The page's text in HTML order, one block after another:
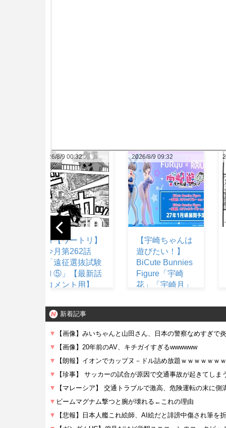
2026/8/9 09:32
【宇崎ちゃんは
遊びたい！】
BiCute Bunnies
Figure「宇崎
花」「宇崎月」
プルver. プライ
【ラウンドワン
定】
2026/8/9 08:12
【悲報】
逝きそう
★【ワートリ】
「遠征選抜試験
Ⅱ⑤」【最新話
コメント用】
新着記事